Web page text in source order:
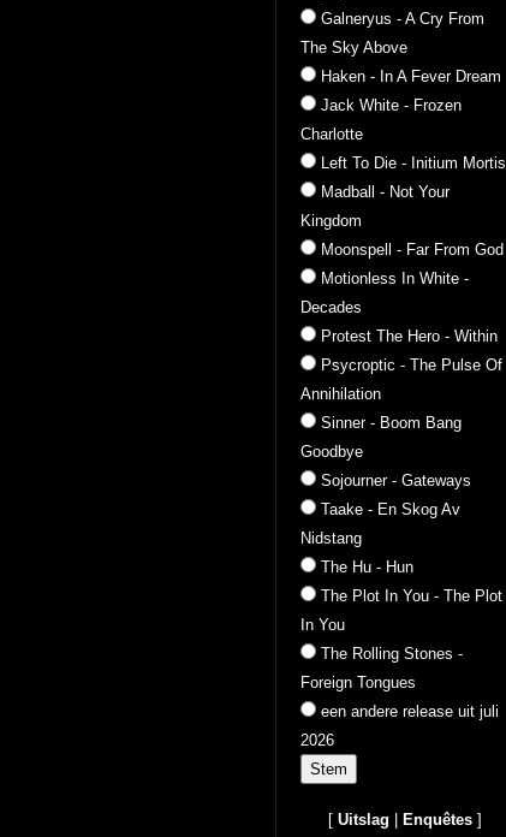
Galneryus - A Cry From
The Sky Above
Haken - In A Fever Dream
Jack White - Frozen
Charlotte
Left To Die - Initium Mortis
Madball - Not Your
Kingdom
Moonspell - Far From God
Motionless In White -
Decades
Protest The Hero - Within
Psycroptic - The Pulse Of
Annihilation
Sinner - Boom Bang
Goodbye
Sojourner - Gateways
Taake - En Skog Av
Nidstang
The Hu - Hun
The Plot In You - The Plot
In You
The Rolling Stones -
Foreign Tongues
een andere release uit juli
2026
[Uitslag Enquêtes ]